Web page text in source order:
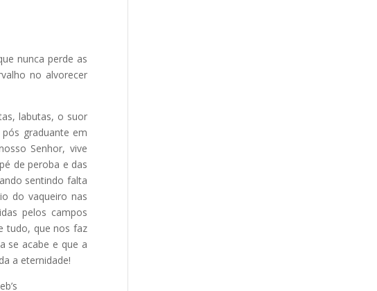
nunca perde as
no alvorecer
labutas, o suor
graduante em
Senhor, vive
de peroba e das
sentindo falta
do vaqueiro nas
pelos campos
tudo, que nos faz
se acabe e que a
a eternidade!